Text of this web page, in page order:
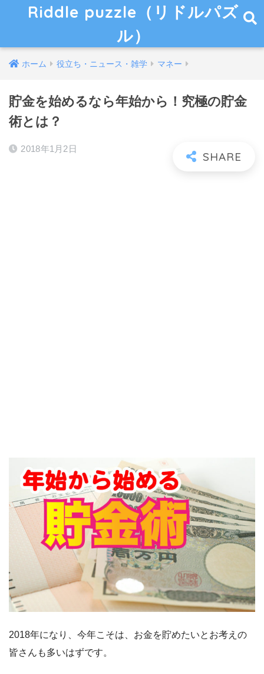
Riddle puzzle（リドルパズ
ル）
ホーム 役立ち・ニュース・雑学 マネー
貯金を始めるなら年始から！究極の貯金
術とは？
2018年1月2日
2018年になり、今年こそは、お金を貯めたいとお考えの
皆さんも多いはずです。